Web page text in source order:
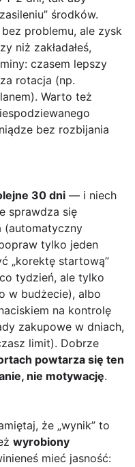
środków.
problemu, ale zysk
niż zakładałeś,
czasem lepszy
rotacja (np.
Warto też
bez rozbijania
30 dni — i niech
sprawdza się
(automatyczny
tylko jeden
„korektę startową”
tydzień, ale tylko
w budżecie), albo
na kontrolę
zakupowe w dniach,
limit). Dobrze
powtarza się ten
nie motywację.
że „wynik” to
wyrobiony
mieć jasność: